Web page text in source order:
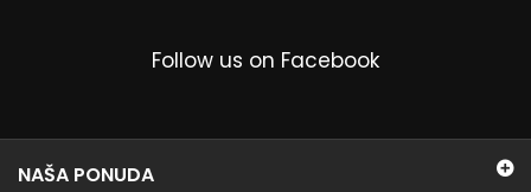
Follow us on Facebook
NAŠA PONUDA